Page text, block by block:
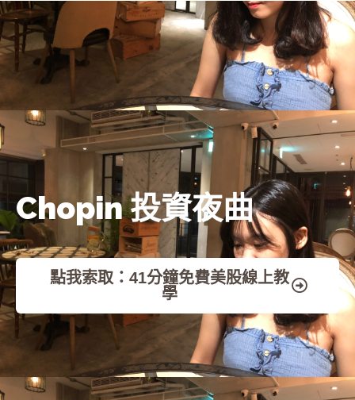
首頁
Chopin 投資夜曲
點我索取：41分鐘免費美股線上教
學